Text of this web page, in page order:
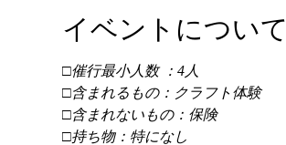
イベントについて
□催行最小人数 ：4人
□含まれるもの：クラフト体験
□含まれないもの：保険
□持ち物：特になし